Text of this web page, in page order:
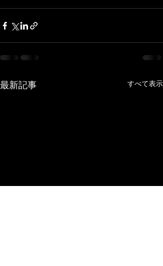
最新記事 すべて表示